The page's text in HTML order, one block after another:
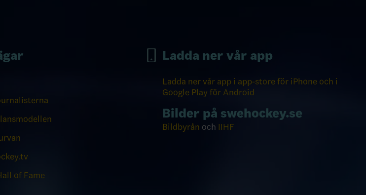
of Fame
Ladda ner vår app
Ladda ner vår app i app-store för iPhone och i
Google Play för Android
Bilder på swehockey.se
Bildbyrån och IIHF